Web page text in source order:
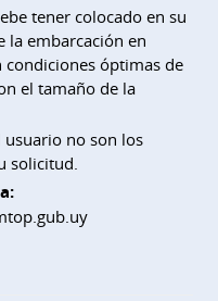
tener colocado en su
la embarcación en
óptimas de
el tamaño de la
usuario no son los
solicitud.